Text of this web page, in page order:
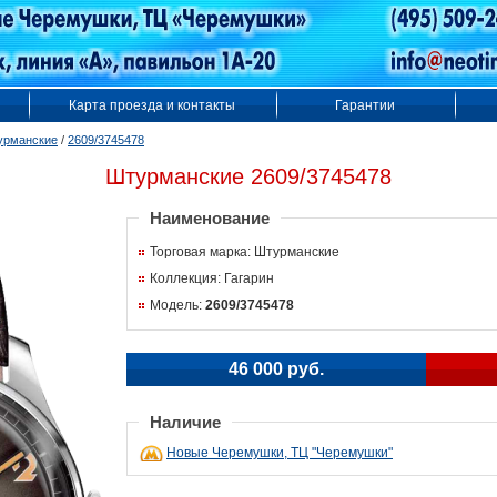
Карта проезда и контакты Гарантии
/ 2609/3745478
Штурманские 2609/3745478
Наименование
Торговая марка: Штурманские
Коллекция: Гагарин
Модель: 2609/3745478
46 000 руб.
Наличие
Новые Черемушки, ТЦ "Черемушки"